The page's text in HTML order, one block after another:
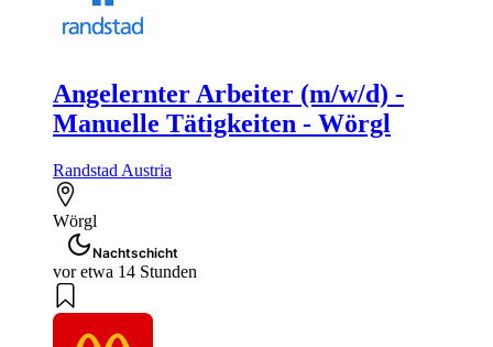
Angelernter Arbeiter (m/w/d) -
Manuelle Tätigkeiten - Wörgl
Randstad Austria
Wörgl
Nachtschicht
vor etwa 14 Stunden